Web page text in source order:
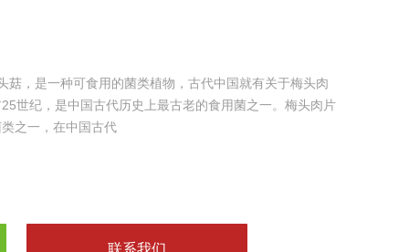
菇，是一种可食用的菌类植物，古代中国就有关于梅头肉
世纪，是中国古代历史上最古老的食用菌之一。梅头肉片
之一，在中国古代
联系我们